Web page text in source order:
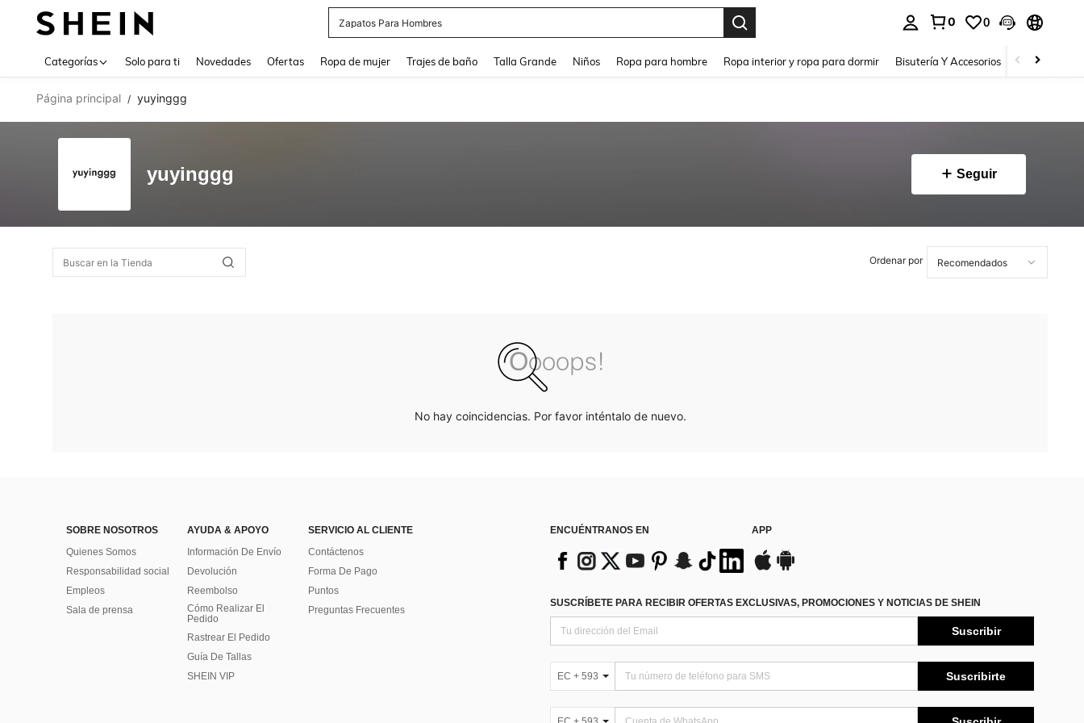
Zapatos Para Hombres
0 0
Categorías Solo para ti Novedades Ofertas Ropa de mujer Trajes de baño Talla Grande Niños Ropa para hombre Ropa interior y ropa para dormir Bisutería Y Accesorios Zapatos
Página principal / yuyinggg
yuyinggg Seguir
Ordenar por
No hay coincidencias. Por favor inténtalo de nuevo.
SOBRE NOSOTROS
Quienes Somos
Responsabilidad social
Empleos
Sala de prensa
AYUDA & APOYO
Información De Envío
Devolución
Reembolso
Cómo Realizar El
Pedido
Rastrear El Pedido
Guía De Tallas
SHEIN VIP
SERVICIO AL CLIENTE
Contáctenos
Forma De Pago
Puntos
Preguntas Frecuentes
ENCUÉNTRANOS EN APP
SUSCRÍBETE PARA RECIBIR OFERTAS EXCLUSIVAS, PROMOCIONES Y NOTICIAS DE SHEIN
Suscribir
EC + 593 Suscribirte